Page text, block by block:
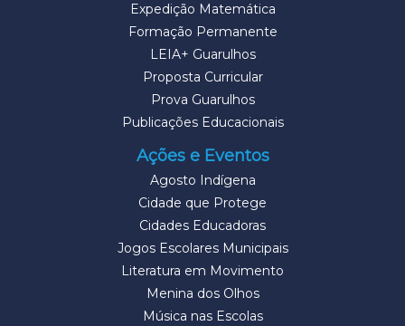
Expedição Matemática
Formação Permanente
LEIA+ Guarulhos
Proposta Curricular
Prova Guarulhos
Publicações Educacionais
Ações e Eventos
Agosto Indígena
Cidade que Protege
Cidades Educadoras
Jogos Escolares Municipais
Literatura em Movimento
Menina dos Olhos
Música nas Escolas